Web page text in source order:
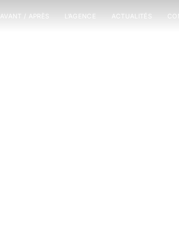
AVANT / APRÈS L’AGENCE ACTUALITÉS